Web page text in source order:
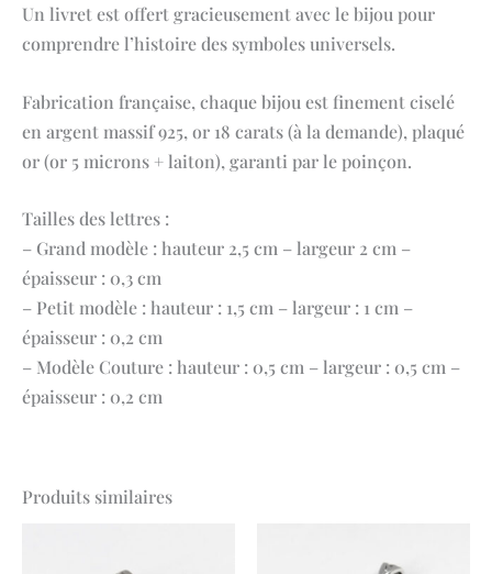
Un livret est offert gracieusement avec le bijou pour
comprendre l’histoire des symboles universels.
Fabrication française, chaque bijou est finement ciselé
en argent massif 925, or 18 carats (à la demande), plaqué
or (or 5 microns + laiton), garanti par le poinçon.
Tailles des lettres :
– Grand modèle : hauteur 2,5 cm – largeur 2 cm –
épaisseur : 0,3 cm
– Petit modèle : hauteur : 1,5 cm – largeur : 1 cm –
épaisseur : 0,2 cm
– Modèle Couture : hauteur : 0,5 cm – largeur : 0,5 cm –
épaisseur : 0,2 cm
Produits similaires